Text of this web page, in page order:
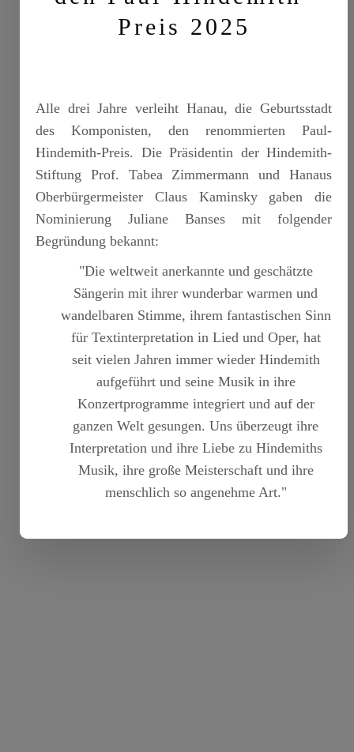
Preis 2025
Alle drei Jahre verleiht Hanau, die Geburtsstadt
des Komponisten, den renommierten Paul-
Hindemith-Preis. Die Präsidentin der Hindemith-
Stiftung Prof. Tabea Zimmermann und Hanaus
Oberbürgermeister Claus Kaminsky gaben die
Nominierung Juliane Banses mit folgender
Begründung bekannt:
"Die weltweit anerkannte und geschätzte
Sängerin mit ihrer wunderbar warmen und
wandelbaren Stimme, ihrem fantastischen Sinn
für Textinterpretation in Lied und Oper, hat
seit vielen Jahren immer wieder Hindemith
aufgeführt und seine Musik in ihre
Konzertprogramme integriert und auf der
ganzen Welt gesungen. Uns überzeugt ihre
Interpretation und ihre Liebe zu Hindemiths
Musik, ihre große Meisterschaft und ihre
menschlich so angenehme Art."